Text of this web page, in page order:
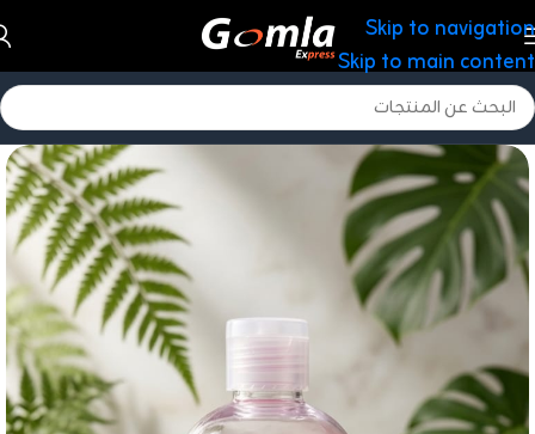
Skip to navigation
Skip to main content